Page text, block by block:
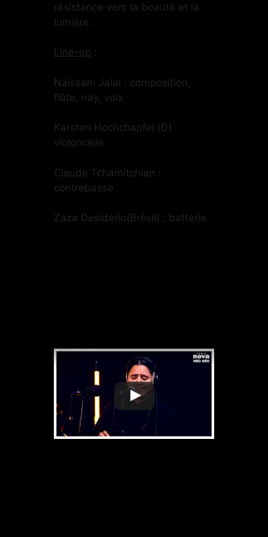
résistance vers la beauté et la
lumière.
Line-up :
Naïssam Jalal : composition,
flûte, nay, voix
Karsten Hochchapfel (D) :
violoncelle
Claude Tchamitchian :
contrebasse
Zaza Desiderio(Brésil) : batterie